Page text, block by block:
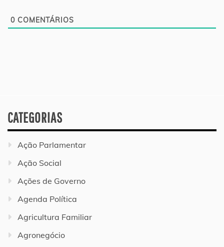
0 COMENTÁRIOS
CATEGORIAS
Ação Parlamentar
Ação Social
Ações de Governo
Agenda Política
Agricultura Familiar
Agronegócio